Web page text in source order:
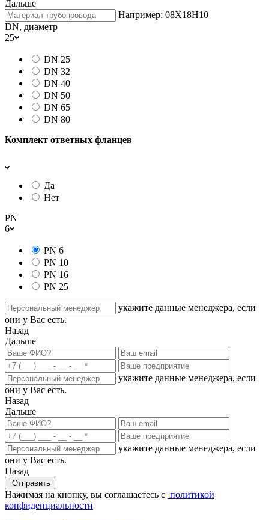
Дальше
Например: 08Х18Н10
DN, диаметр
25
DN 25
DN 32
DN 40
DN 50
DN 65
DN 80
Комплект ответных фланцев
Да
Нет
PN
6
PN 6
PN 10
PN 16
PN 25
укажите данные менеджера, если
они у Вас есть.
Назад
Дальше
укажите данные менеджера, если
они у Вас есть.
Назад
Дальше
укажите данные менеджера, если
они у Вас есть.
Назад
Отправить
Нажимая на кнопку, вы соглашаетесь с политикой
конфиденциальности